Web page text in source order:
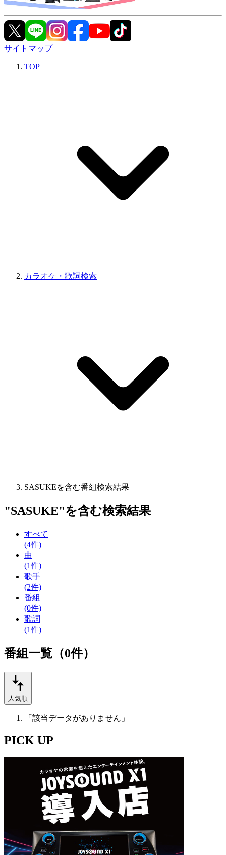
サイトマップ
TOP
カラオケ・歌詞検索
SASUKEを含む番組検索結果
"SASUKE"を含む検索結果
すべて
(4件)
曲
(1件)
歌手
(2件)
番組
(0件)
歌詞
(1件)
番組一覧（0件）
人気順
「該当データがありません」
PICK UP